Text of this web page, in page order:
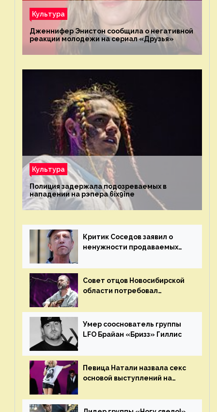
Культура
Дженнифер Энистон сообщила о негативной
реакции молодежи на сериал «Друзья»
Культура
Полиция задержала подозреваемых в
нападении на рэпера 6ix9ine
Критик Соседов заявил о
ненужности продаваемых
Совет отцов Новосибирской
области потребовал
«Сплин»
Умер сооснователь группы
LFO Брайан «Бризз» Гиллис
Певица Натали назвала секс
основой выступлений на